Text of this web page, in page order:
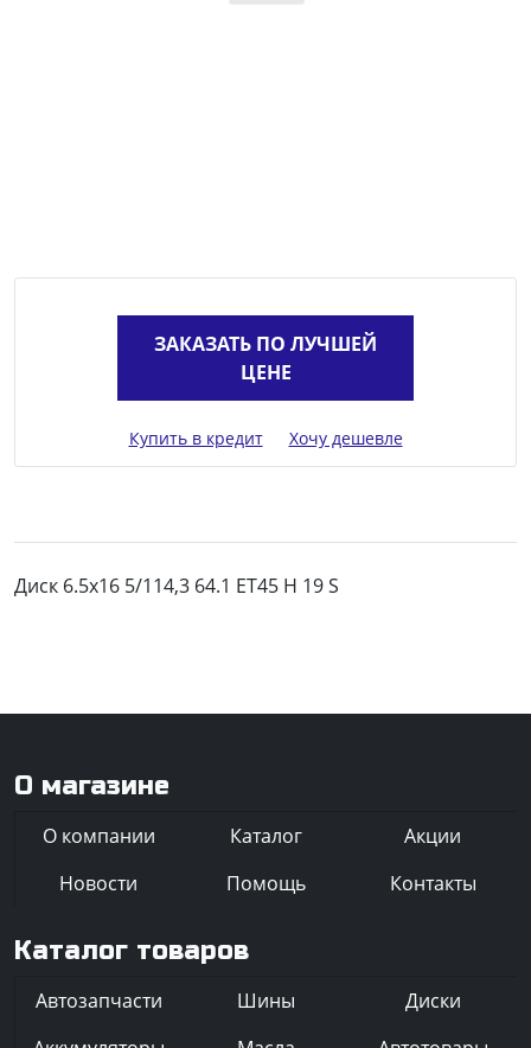
ЗАКАЗАТЬ ПО ЛУЧШЕЙ
ЦЕНЕ
Купить в кредит Хочу дешевле
Диск 6.5x16 5/114,3 64.1 ET45 H 19 S
О магазине
О компании Каталог
Акции
Новости
Помощь Контакты
Каталог товаров
Автозапчасти Шины
Диски